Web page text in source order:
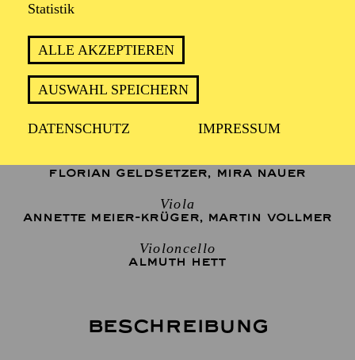
Statistik
ALLE AKZEPTIEREN
AUSWAHL SPEICHERN
DATENSCHUTZ IMPRESSUM
Montag 8. März 2027
2 Stunden, inkl. Pause
FLORIAN GELDSETZER, MIRA NAUER
Viola
ANNETTE MEIER-KRÜGER, MARTIN VOLLMER
Violoncello
ALMUTH HETT
Beschreibung